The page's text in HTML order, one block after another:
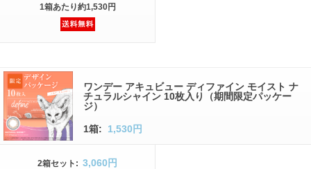
1箱あたり約1,530円
ワンデー アキュビュー ディファイン モイスト ナ
チュラルシャイン 10枚入り（期間限定パッケー
ジ）
1箱: 1,530円
2箱セット : 3,060円